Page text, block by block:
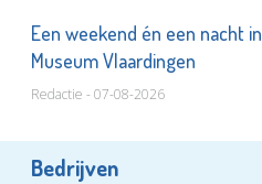
Een weekend én een nacht in
Museum Vlaardingen
Redactie - 07-08-2026
Bedrijven